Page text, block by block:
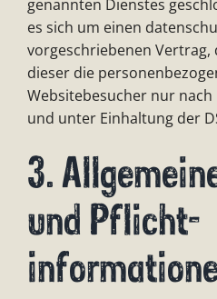
genannten Dienstes
es sich um einen
vorgeschriebenen Vertrag,
dieser die
Websitebesucher nur
und unter Einhaltung der
3.
und Pflicht­